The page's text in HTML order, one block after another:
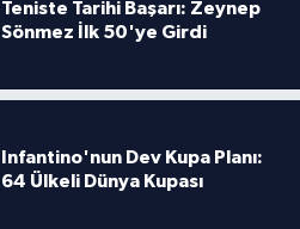
Teniste Tarihi Başarı: Zeynep
Sönmez İlk 50'ye Girdi
Infantino'nun Dev Kupa Planı:
64 Ülkeli Dünya Kupası